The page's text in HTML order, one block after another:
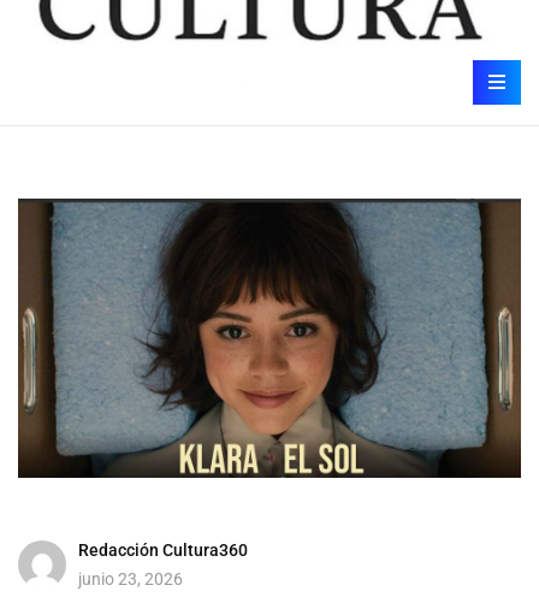
Redacción Cultura360
junio 23, 2026